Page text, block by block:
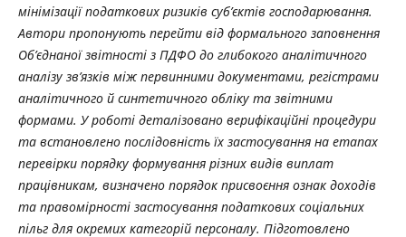
мінімізації податкових ризиків суб’єктів господарювання.
Автори пропонують перейти від формального заповнення
Об’єднаної звітності з ПДФО до глибокого аналітичного
аналізу зв’язків між первинними документами, регістрами
аналітичного й синтетичного обліку та звітними
формами. У роботі деталізовано верифікаційні процедури
та встановлено послідовність їх застосування на етапах
перевірки порядку формування різних видів виплат
працівникам, визначено порядок присвоєння ознак доходів
та правомірності застосування податкових соціальних
пільг для окремих категорій персоналу. Підготовлено